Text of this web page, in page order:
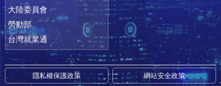
大陸委員會
勞動部
台灣就業通
隱私權保護政策 網站安全政策